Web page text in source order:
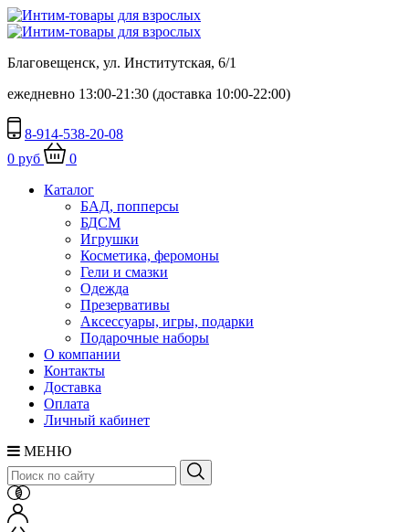
Благовещенск, ул. Институтская, 6/1
ежедневно 13:00-21:30 (доставка 10:00-22:00)
8-914-538-20-08
0 руб
0
Каталог
БАД, попперсы
БДСМ
Игрушки
Косметика, феромоны
Гели и смазки
Одежда
Презервативы
Аксессуары, игры, подарки
Подарочные наборы
О компании
Контакты
Доставка
Оплата
Личный кабинет
МЕНЮ